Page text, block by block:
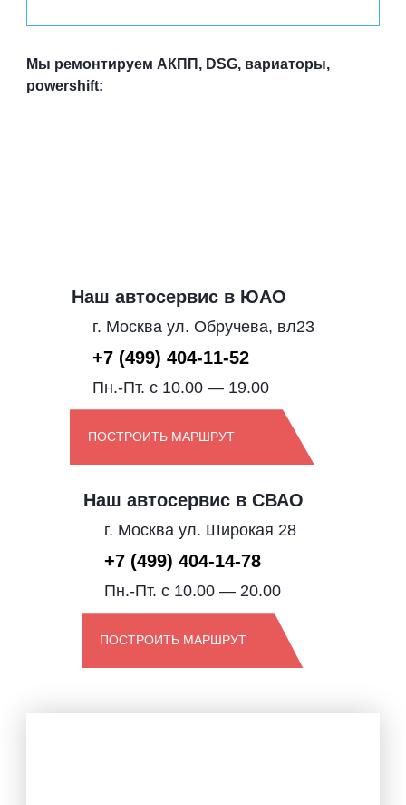
Мы ремонтируем АКПП, DSG, вариаторы,
powershift:
Наш автосервис в ЮАО
г. Москва ул. Обручева, вл23
+7 (499) 404-11-52
Пн.-Пт. с 10.00 — 19.00
ПОСТРОИТЬ МАРШРУТ
Наш автосервис в СВАО
г. Москва ул. Широкая 28
+7 (499) 404-14-78
Пн.-Пт. с 10.00 — 20.00
ПОСТРОИТЬ МАРШРУТ